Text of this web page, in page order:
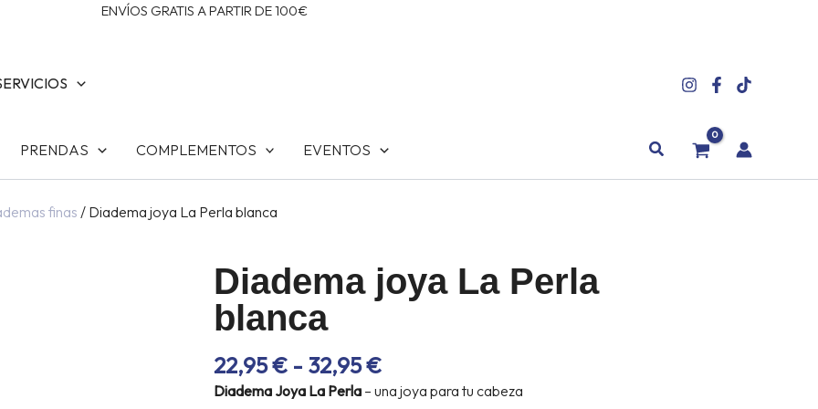
ENVÍOS GRATIS A PARTIR DE 100€
PRENDAS COMPLEMENTOS EVENTOS Buscar
finas/ Diadema joya La Perla blanca
Diadema joya La Perla
blanca
22,95€ - 32,95€RANGO
DE
Diadema Joya La Perla – una joya para tu cabeza